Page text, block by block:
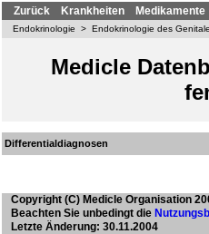
Zurück Krankheiten Medikamente
Endokrinologie > Endokrinologie des Genitale
Medicle
Differentialdiagnosen
Copyright (C) Medicle Organisation
Beachten Sie unbedingt die
Letzte Änderung: 30.11.2004